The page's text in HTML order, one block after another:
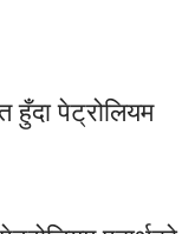
हुँदा पेट्रोलियम